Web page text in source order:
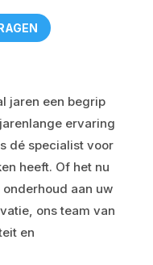
jaren een begrip
ervaring
dé specialist voor
heeft. Of het nu
aan uw
ons team van
en